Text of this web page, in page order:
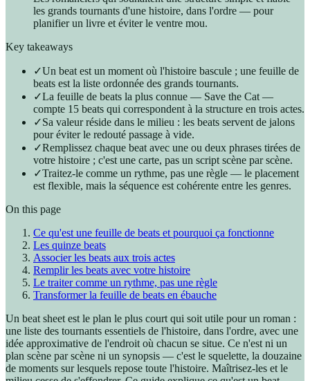
les grands tournants d'une histoire, dans l'ordre — pour
planifier un livre et éviter le ventre mou.
Key takeaways
✓Un beat est un moment où l'histoire bascule ; une feuille de
beats est la liste ordonnée des grands tournants.
✓La feuille de beats la plus connue — Save the Cat —
compte 15 beats qui correspondent à la structure en trois actes.
✓Sa valeur réside dans le milieu : les beats servent de jalons
pour éviter le redouté passage à vide.
✓Remplissez chaque beat avec une ou deux phrases tirées de
votre histoire ; c'est une carte, pas un script scène par scène.
✓Traitez-le comme un rythme, pas une règle — le placement
est flexible, mais la séquence est cohérente entre les genres.
On this page
Ce qu'est une feuille de beats et pourquoi ça fonctionne
Les quinze beats
Associer les beats aux trois actes
Remplir les beats avec votre histoire
Le traiter comme un rythme, pas une règle
Transformer la feuille de beats en ébauche
Un beat sheet est le plan le plus court qui soit utile pour un roman :
une liste des tournants essentiels de l'histoire, dans l'ordre, avec une
idée approximative de l'endroit où chacun se situe. Ce n'est ni un
plan scène par scène ni un synopsis — c'est le squelette, la douzaine
de moments sur lesquels repose toute l'histoire. Maîtrisez-les et le